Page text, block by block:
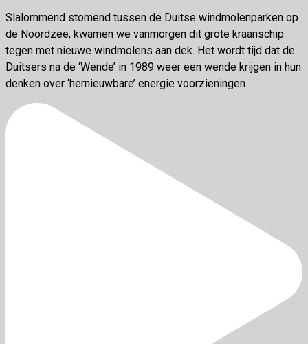
Slalommend stomend tussen de Duitse windmolenparken op
de Noordzee, kwamen we vanmorgen dit grote kraanschip
tegen met nieuwe windmolens aan dek. Het wordt tijd dat de
Duitsers na de ‘Wende’ in 1989 weer een wende krijgen in hun
denken over ‘hernieuwbare’ energie voorzieningen.